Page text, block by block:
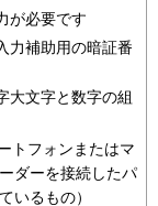
が必要です
力補助用の暗証番
大文字と数字の組
トフォンまたはマ
ダーを接続したパ
いるもの）